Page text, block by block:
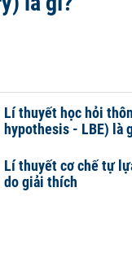
Lí thuyết học hỏi
hypothesis - LBE) là
Lí thuyết cơ chế tự
do giải thích